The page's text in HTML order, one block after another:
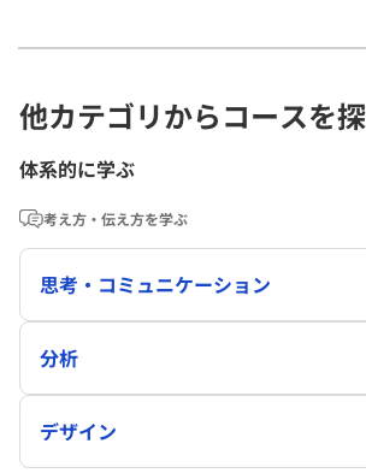
他カテゴリからコースを
体系的に学ぶ
考え方・伝え方を学ぶ
思考・コミュニケーション
分析
デザイン